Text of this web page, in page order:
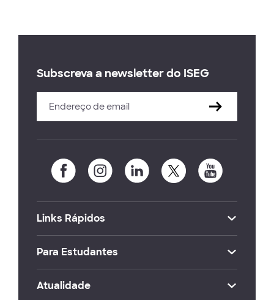
Subscreva a newsletter do ISEG
Links Rápidos
Para Estudantes
Atualidade